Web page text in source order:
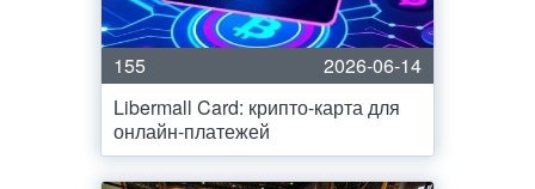
155
2026-06-14
Libermall Card: крипто-карта для
онлайн-платежей